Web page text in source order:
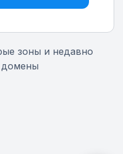
зоны и недавно